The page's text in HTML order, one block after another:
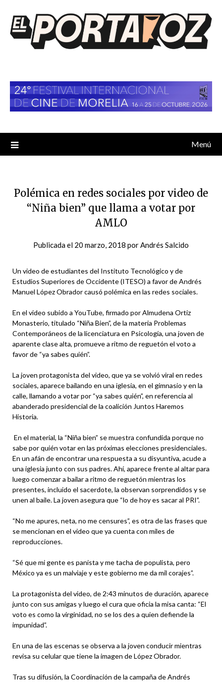
contenido
Menú
Polémica en redes sociales por video de
“Niña bien” que llama a votar por
AMLO
Publicada el 20 marzo, 2018 porAndrés Salcido
Un video de estudiantes del Instituto Tecnológico y de
Estudios Superiores de Occidente (ITESO) a favor de Andrés
Manuel López Obrador causó polémica en las redes sociales.
En el video subido a YouTube, firmado por Almudena Ortiz
Monasterio, titulado “Niña Bien”, de la materia Problemas
Contemporáneos de la licenciatura en Psicología, una joven de
aparente clase alta, promueve a ritmo de reguetón el voto a
favor de “ya sabes quién”.
La joven protagonista del video, que ya se volvió viral en redes
sociales, aparece bailando en una iglesia, en el gimnasio y en la
calle, llamando a votar por “ya sabes quién”, en referencia al
abanderado presidencial de la coalición Juntos Haremos
Historia.
En el material, la “Niña bien” se muestra confundida porque no
sabe por quién votar en las próximas elecciones presidenciales.
En un afán de encontrar una respuesta a su disyuntiva, acude a
una iglesia junto con sus padres. Ahí, aparece frente al altar para
luego comenzar a bailar a ritmo de reguetón mientras los
presentes, incluido el sacerdote, la observan sorprendidos y se
unen al baile. La joven asegura que “lo de hoy es sacar al PRI”.
“No me apures, neta, no me censures”, es otra de las frases que
se mencionan en el video que ya cuenta con miles de
reproducciones.
“Sé que mi gente es panista y me tacha de populista, pero
México ya es un malviaje y este gobierno me da mil corajes”.
La protagonista del video, de 2:43 minutos de duración, aparece
junto con sus amigas y luego el cura que oficia la misa canta: “El
voto es como la virginidad, no se los des a quien defiende la
impunidad”.
En una de las escenas se observa a la joven conducir mientras
revisa su celular que tiene la imagen de López Obrador.
Tras su difusión, la Coordinación de la campaña de Andrés